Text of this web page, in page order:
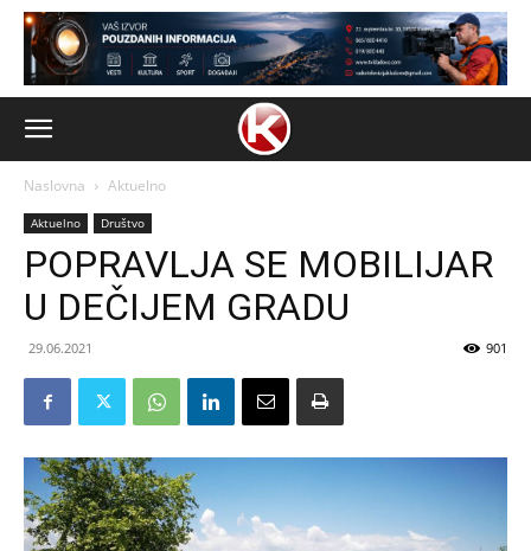
Naslovna Aktuelno
Aktuelno Društvo
POPRAVLJA SE MOBILIJAR
U DEČIJEM GRADU
29.06.2021 901